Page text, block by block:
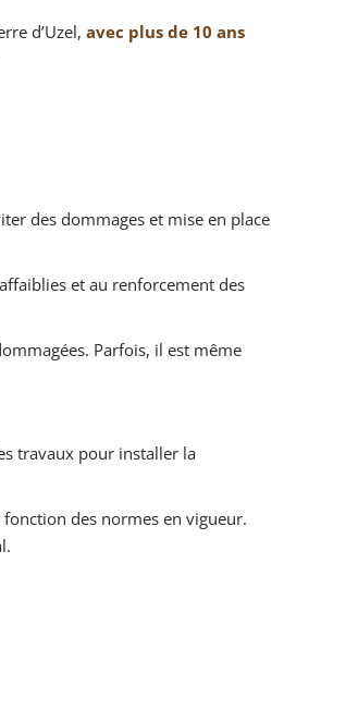
d’Uzel, avec plus de 10 ans
des dommages et mise en place
et au renforcement des
Parfois, il est même
travaux pour installer la
des normes en vigueur.